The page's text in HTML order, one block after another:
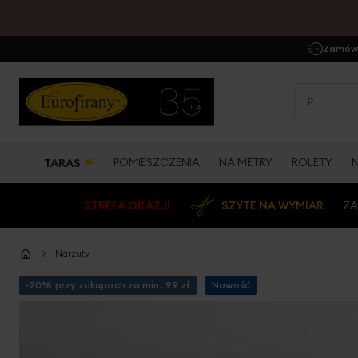
TARAS ☀ POMIESZCZENIA NA METRY ROLETY
STREFA OKAZJI SZYTE NA WYMIAR
Narzuty
-20% przy zakupach za min. 99 zł Nowość